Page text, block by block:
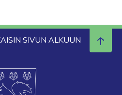
SIVUN ALKUUN